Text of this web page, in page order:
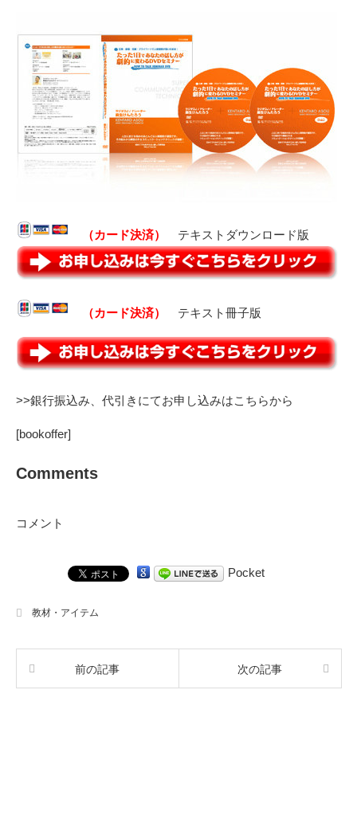
（カード決済） テキストダウンロード版
（カード決済） テキスト冊子版
>>銀行振込み、代引きにてお申し込みはこちらから
[bookoffer]
Comments
コメント
Pocket
教材・アイテム
前の記事 次の記事